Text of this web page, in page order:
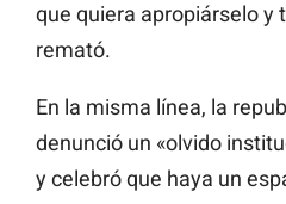
que quiera apropiárselo y
remató.
En la misma línea, la
denunció un «olvido
y celebró que haya un